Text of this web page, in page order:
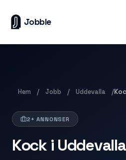
Jobble
Hem / Jobb / Uddevalla /
2+ ANNONSER
Kock i Uddevalla